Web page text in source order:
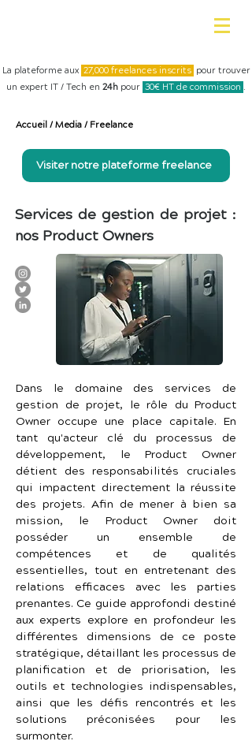
La plateforme aux 27,000 freelances inscrits pour trouver
un expert IT / Tech en 24h pour 30€ HT de commission .
Accueil / Media / Freelance
Visiter notre plateforme freelance
Services de gestion de projet :
nos Product Owners
Dans le domaine des services de
gestion de projet, le rôle du Product
Owner occupe une place capitale. En
tant qu'acteur clé du processus de
développement, le Product Owner
détient des responsabilités cruciales
qui impactent directement la réussite
des projets. Afin de mener à bien sa
mission, le Product Owner doit
posséder un ensemble de
compétences et de qualités
essentielles, tout en entretenant des
relations efficaces avec les parties
prenantes. Ce guide approfondi destiné
aux experts explore en profondeur les
différentes dimensions de ce poste
stratégique, détaillant les processus de
planification et de priorisation, les
outils et technologies indispensables,
ainsi que les défis rencontrés et les
solutions préconisées pour les
surmonter.